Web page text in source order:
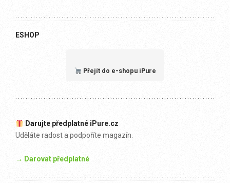
ESHOP
Přejít do e-shopu iPure
Darujte předplatné iPure.cz
Uděláte radost a podpoříte magazín.
→ Darovat předplatné